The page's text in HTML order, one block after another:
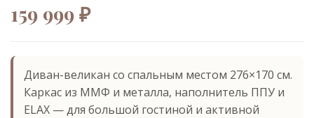
159 999 ₽
Диван-великан со спальным местом 276×170 см.
Каркас из ММФ и металла, наполнитель ППУ и
ELAX — для большой гостиной и активной